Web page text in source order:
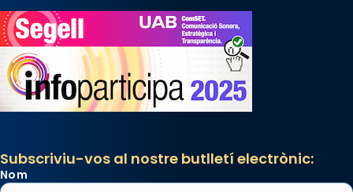
Subscriviu-vos al nostre butlletí electrònic:
Nom